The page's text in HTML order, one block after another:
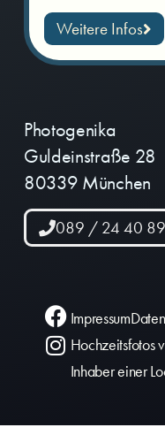
Photogenika
Guldeinstraße 28
80339 München
089 / 24 40
Weitere Infos
Impressum
Hochzeitsfotos
Inhaber einer